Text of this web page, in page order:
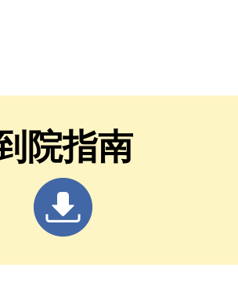
院指南